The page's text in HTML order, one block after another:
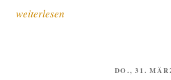
„Unsor­
weiterlesen
DO., 31.